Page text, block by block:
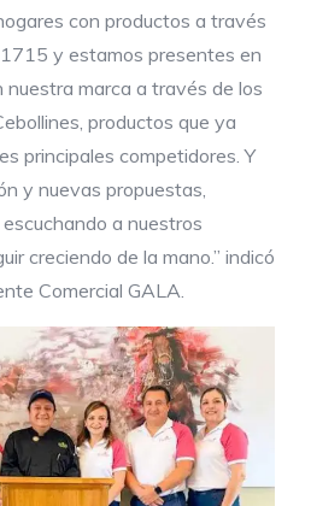
con productos a través
y estamos presentes en
nuestra marca a través de los
productos que ya
principales competidores. Y
y nuevas propuestas,
a nuestros
creciendo de la mano.” indicó
Comercial GALA.